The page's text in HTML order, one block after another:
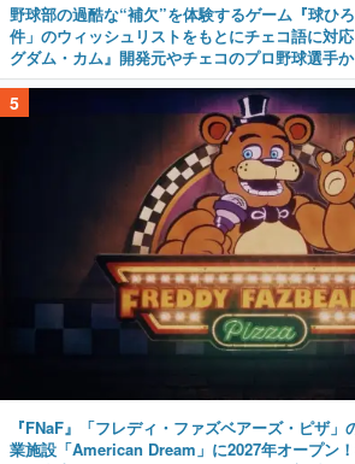
野球部の過酷な“補欠”を体験するゲーム『球ひ
件」のウィッシュリストをもとにチェコ語に対
グダム・カム』開発元やチェコのプロ野球選手
5
『FNaF』「フレディ・ファズベアーズ・ピザ
業施設「American Dream」に2027年オープン